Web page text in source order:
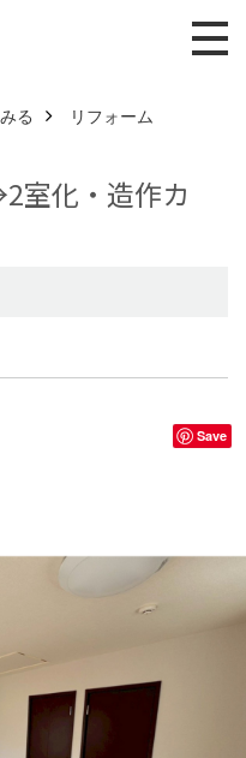
る リフォーム
室化・造作カ
Save